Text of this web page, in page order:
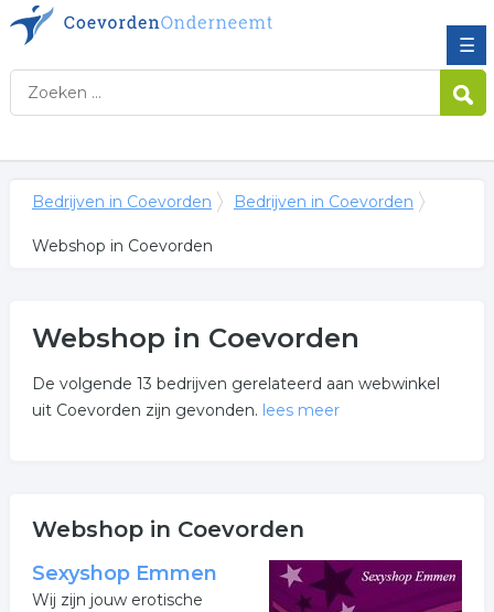
☰
Bedrijven in Coevorden Bedrijven in Coevorden
Webshop in Coevorden
Webshop in Coevorden
De volgende 13 bedrijven gerelateerd aan webwinkel
uit Coevorden zijn gevonden. lees meer
gerelateerde bedrijven in de omgeving van Coevorden.
Klik op een van onderstaande links uit de rubriek
webwinkels voor meer informatie. Hier vindt u ook de
Webshop in Coevorden
Sexyshop Emmen
Wij zijn jouw erotische